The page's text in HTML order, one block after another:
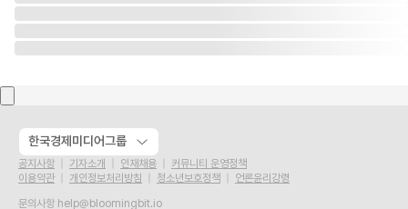
한국경제미디어그룹
공지사항 기자소개 인재채용
커뮤니티 운영정책
이용약관
개인정보처리방침 청소년보호정책
언론윤리강령
문의사항 help@bloomingbit.io